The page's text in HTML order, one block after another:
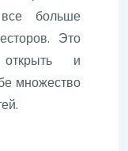
больше
Это
и
множество